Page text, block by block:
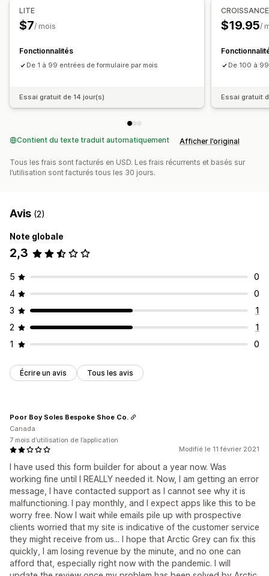
CSS personnalisées
Logique conditionnelle
Historique
LITE
$7/ mois
Fonctionnalités
De 1 à 99 entrées de formulaire par mois
Essai gratuit de 14 jour(s)
CROISSANCE
$19.95/
De 100 à
Essai gratuit
Contient du texte traduit automatiquement Afficher l’original
Tous les frais sont facturés en USD. Les frais récurrents et basés sur
l’utilisation sont facturés tous les 30 jours.
Avis (2)
Note globale
2,3
5
0
4
0
3
1
2
1
1
0
Écrire un avis Tous les avis
Modifié le 11 février 2021
I have used this form builder for about a year now. Was
working fine until I REALLY needed it. Now, I am getting an error
message, I have contacted support as I cannot see why it is
malfunctioning. I pay monthly, and I expect apps like this to be
worry free. Now I wait while emails pile up with prospective
clients worried that my site is indicative of the customer service
they might receive from us... I hope that Arctic Grey can fix this
quickly, I am losing revenue by the minute, and no one can
afford that, especially right now with the pandemic. I will
Poor Boy Soles Bespoke Shoe Co.
Canada
7 mois d’utilisation de l’application